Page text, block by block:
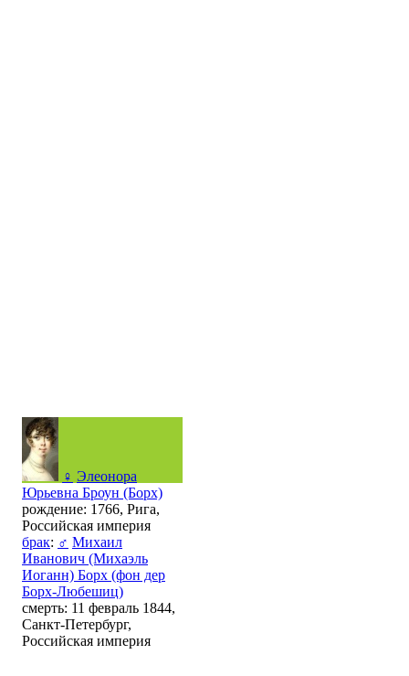
♀ Элеонора
Юрьевна Броун (Борх)
рождение: 1766, Рига,
Российская империя
брак: ♂ Михаил
Иванович (Михаэль
Иоганн) Борх (фон дер
Борх-Любешиц)
смерть: 11 февраль 1844,
Санкт-Петербург,
Российская империя